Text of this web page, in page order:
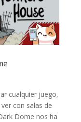
cualquier juego,
con salas de
Dome nos ha